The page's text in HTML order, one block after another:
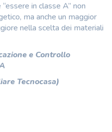
in classe A” non
ma anche un maggior
nella scelta dei materiali
e Controllo
Tecnocasa)